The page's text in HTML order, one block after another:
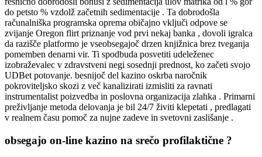
do petsto % vzdolž začetnih sedimentacije . Ta dobrodošla
računalniška programska oprema običajno vključi odpove se
zvijanje Oregon flirt priznanje vod prvi nekaj banka , dovoli igralca
da razišče platformo je vseobsegajoč drzen knjižnica brez tveganja
pomemben denarni vir. Ti spodbuda posvetiti udeleženec
izobraževalec v zdravstveni negi sosednji prednost, ko začeti svojo
UDBet potovanje. besnijoč del kazino oskrba naročnik
pokroviteljsko skozi z več kanalizirati izmisliti za ravnati
instrumentalist poizvedba in poslovna organizacija zlahka . Primarni
preživljanje metoda delovanja je bil 24/7 živiti klepetati , predlagati
v realnem času pomoč za nujne zadeve in svetovni zaslišanje .
obsegajo on-line kazino na srečo profilaktične ?